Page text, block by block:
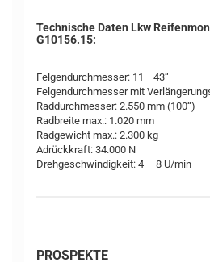
Technische Daten Lkw
G10156.15:
Felgendurchmesser: 11– 43“
Felgendurchmesser mit
Raddurchmesser: 2.550 mm (100“)
Radbreite max.: 1.020 mm
Radgewicht max.: 2.300 kg
Adrückkraft: 34.000 N
Drehgeschwindigkeit: 4 – 8 U/min
PROSPEKTE